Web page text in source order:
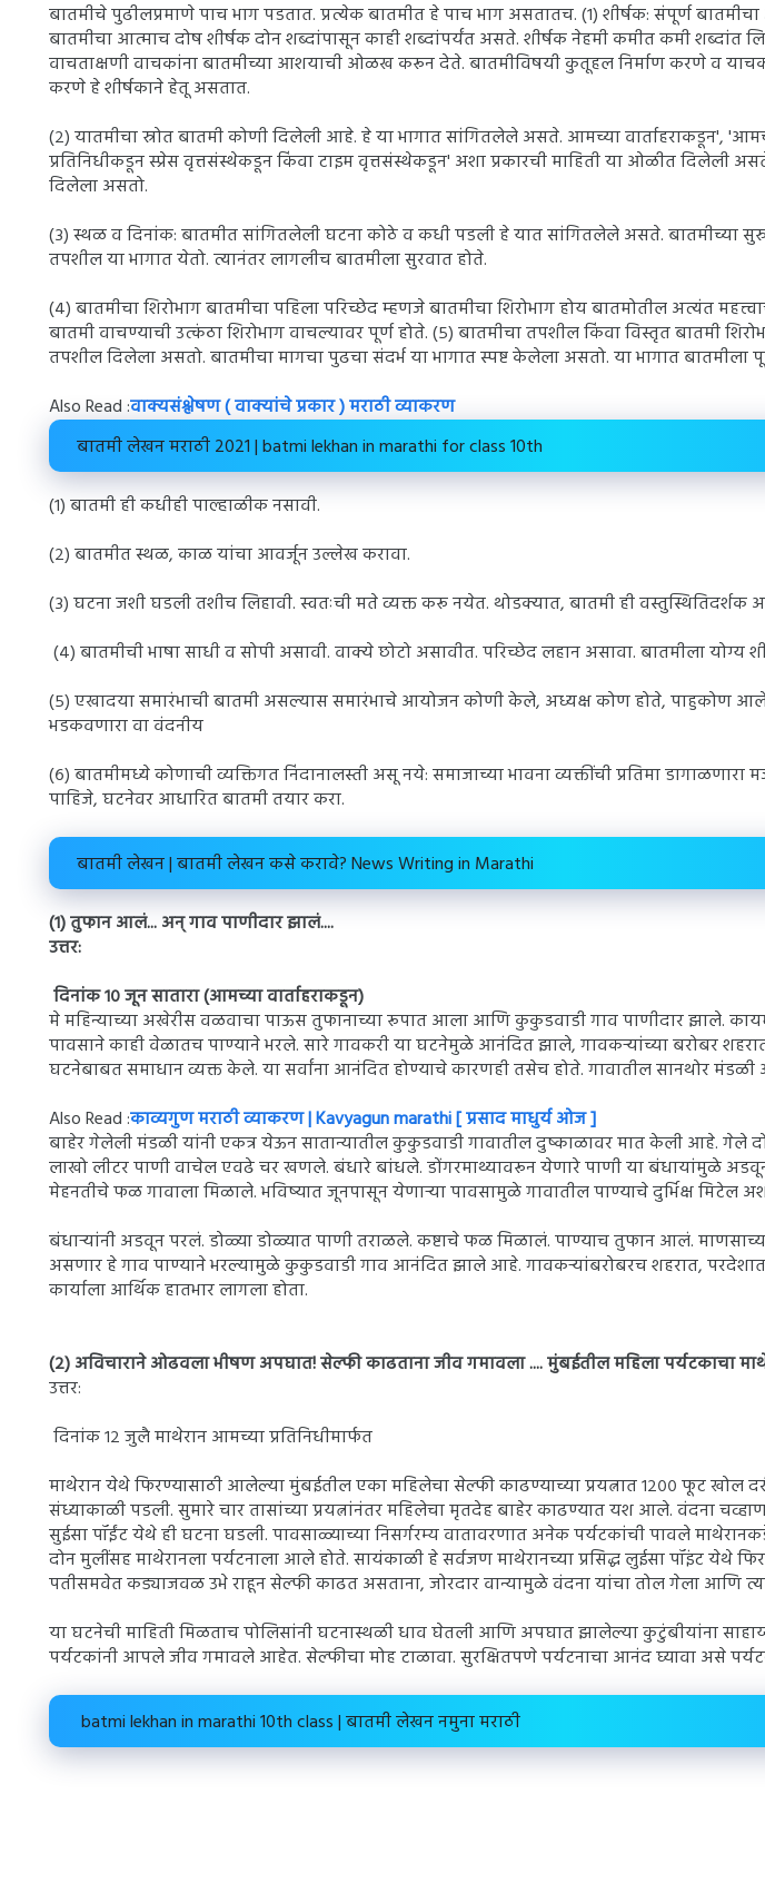
बातमीचे पुढीलप्रमाणे पाच भाग पडतात. प्रत्येक बातमीत हे पाच भाग असतातच. (१) शीर्षक: संपूर्ण
बातमीचा आत्माच दोष शीर्षक दोन शब्दांपासून काही शब्दांपर्यंत असते. शीर्षक नेहमी कमीत कमी
वाचताक्षणी वाचकांना बातमीच्या आशयाची ओळख करून देते. बातमीविषयी कुतूहल निर्माण करणे व
करणे हे शीर्षकाने हेतू असतात.
(२) यातमीचा स्रोत बातमी कोणी दिलेली आहे. हे या भागात सांगितलेले असते. आमच्या वार्ताहराकडून',
प्रतिनिधीकडून स्प्रेस वृत्तसंस्थेकडून किंवा टाइम वृत्तसंस्थेकडून' अशा प्रकारची माहिती या ओळीत दिलेली
दिलेला असतो.
(३) स्थळ व दिनांक: बातमीत सांगितलेली घटना कोठे व कधी पडली हे यात सांगितलेले असते. बातमीच्या
तपशील या भागात येतो. त्यानंतर लागलीच बातमीला सुरवात होते.
(४) बातमीचा शिरोभाग बातमीचा पहिला परिच्छेद म्हणजे बातमीचा शिरोभाग होय बातमोतील अत्यंत
बातमी वाचण्याची उत्कंठा शिरोभाग वाचल्यावर पूर्ण होते. (५) बातमीचा तपशील किंवा विस्तृत बातमी
तपशील दिलेला असतो. बातमीचा मागचा पुढचा संदर्भ या भागात स्पष्ट केलेला असतो. या भागात बातमीला
Also Read :वाक्यसंश्लेषण ( वाक्यांचे प्रकार ) मराठी व्याकरण
बातमी लेखन मराठी 2021 | batmi lekhan in marathi for class 10th
(१) बातमी ही कधीही पाल्हाळीक नसावी.
(२) बातमीत स्थळ, काळ यांचा आवर्जून उल्लेख करावा.
(३) घटना जशी घडली तशीच लिहावी. स्वतःची मते व्यक्त करू नयेत. थोडक्यात, बातमी ही वस्तुस्थितिदर्शक
(४) बातमीची भाषा साधी व सोपी असावी. वाक्ये छोटो असावीत. परिच्छेद लहान असावा. बातमीला योग्य
(५) एखादया समारंभाची बातमी असल्यास समारंभाचे आयोजन कोणी केले, अध्यक्ष कोण होते, पाहुकोण
भडकवणारा वा वंदनीय
(६) बातमीमध्ये कोणाची व्यक्तिगत निंदानालस्ती असू नये: समाजाच्या भावना व्यक्तींची प्रतिमा
पाहिजे, घटनेवर आधारित बातमी तयार करा.
बातमी लेखन | बातमी लेखन कसे करावे? News Writing in Marathi
(१) तुफान आलं... अन् गाव पाणीदार झालं....
उत्तर:
दिनांक १० जून सातारा (आमच्या वार्ताहराकडून)
मे महिन्याच्या अखेरीस वळवाचा पाऊस तुफानाच्या रूपात आला आणि कुकुडवाडी गाव पाणीदार झाले.
पावसाने काही वेळातच पाण्याने भरले. सारे गावकरी या घटनेमुळे आनंदित झाले, गावकऱ्यांच्या बरोबर शहरात
घटनेबाबत समाधान व्यक्त केले. या सर्वांना आनंदित होण्याचे कारणही तसेच होते. गावातील सानथोर मंडळी
Also Read :काव्यगुण मराठी व्याकरण | Kavyagun marathi [ प्रसाद माधुर्य ओज ]
बाहेर गेलेली मंडळी यांनी एकत्र येऊन सातान्यातील कुकुडवाडी गावातील दुष्काळावर मात केली आहे. गेले
लाखो लीटर पाणी वाचेल एवढे चर खणले. बंधारे बांधले. डोंगरमाथ्यावरून येणारे पाणी या बंधायांमुळे
मेहनतीचे फळ गावाला मिळाले. भविष्यात जूनपासून येणाऱ्या पावसामुळे गावातील पाण्याचे दुर्भिक्ष मिटेल
बंधाऱ्यांनी अडवून परलं. डोळ्या डोळ्यात पाणी तराळले. कष्टाचे फळ मिळालं. पाण्याच तुफान आलं.
असणार हे गाव पाण्याने भरल्यामुळे कुकुडवाडी गाव आनंदित झाले आहे. गावकऱ्यांबरोबरच शहरात, परदेशात
कार्याला आर्थिक हातभार लागला होता.
(२) अविचाराने ओढवला भीषण अपघात! सेल्फी काढताना जीव गमावला .... मुंबईतील महिला पर्यटकाचा
उत्तर:
दिनांक १२ जुलै माथेरान आमच्या प्रतिनिधीमार्फत
माथेरान येथे फिरण्यासाठी आलेल्या मुंबईतील एका महिलेचा सेल्फी काढण्याच्या प्रयत्नात १२०० फूट खोल
संध्याकाळी पडली. सुमारे चार तासांच्या प्रयत्नांनंतर महिलेचा मृतदेह बाहेर काढण्यात यश आले. वंदना
सुईसा पॉईंट येथे ही घटना घडली. पावसाळ्याच्या निसर्गरम्य वातावरणात अनेक पर्यटकांची पावले
दोन मुलींसह माथेरानला पर्यटनाला आले होते. सायंकाळी हे सर्वजण माथेरानच्या प्रसिद्ध लुईसा पॉइंट येथे
पतीसमवेत कड्याजवळ उभे राहून सेल्फी काढत असताना, जोरदार वान्यामुळे वंदना यांचा तोल गेला आणि
या घटनेची माहिती मिळताच पोलिसांनी घटनास्थळी धाव घेतली आणि अपघात झालेल्या कुटुंबीयांना
पर्यटकांनी आपले जीव गमावले आहेत. सेल्फीचा मोह टाळावा. सुरक्षितपणे पर्यटनाचा आनंद घ्यावा असे
batmi lekhan in marathi 10th class | बातमी लेखन नमुना मराठी